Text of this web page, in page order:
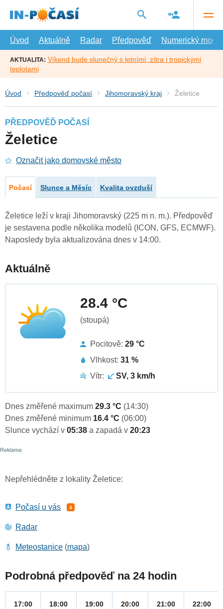
hlavní
Úvod
Aktuálně Radar Předpověď Numerický model
AKTUALITA: Víkend bude slunečný s letními, zítra i tropickými
teplotami
Úvod Předpověď počasí Jihomoravský kraj Želetice
PŘEDPOVĚĎ POČASÍ
Želetice
Označit jako domovské město
Počasí Slunce a Měsíc Kvalita ovzduší
Želetice leží v kraji Jihomoravský (225 m n. m.). Předpověď
je sestavena podle několika modelů (ICON, GFS, ECMWF).
Naposledy byla aktualizována dnes v 14:00.
Aktuálně
28.4 °C
(stoupá)
Pocitově: 29 °C
Vlhkost: 31 %
Vítr:
SV, 3 km/h
Dnes změřené maximum 29.3 °C (14:30)
Dnes změřené minimum 16.4 °C (06:00)
Slunce vychází v 05:38 a zapadá v 20:23
Nepřehlédněte z lokality Želetice:
Počasí u vás 4
Radar
Meteostanice (mapa)
Podrobná předpověď na 24 hodin
17:00 18:00 19:00 20:00 21:00 22:00